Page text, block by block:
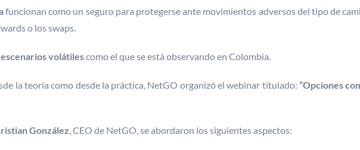
funcionan como un seguro para protegerse ante movimientos adversos del tipo de
o los swaps.
escenarios volátilescomo el que se está observando en Colombia.
la teoría como desde la práctica, NetGO organizó el webinar titulado: “Opciones
González, CEO de NetGO, se abordaron los siguientes aspectos: